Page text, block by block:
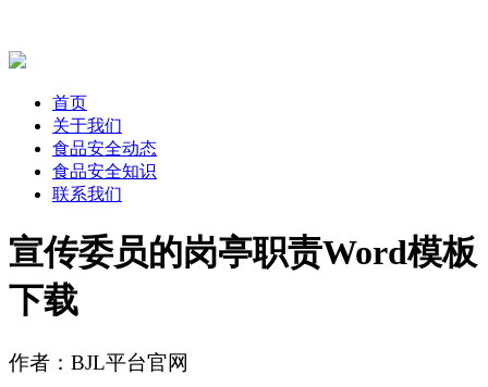
首页
关于我们
食品安全动态
食品安全知识
联系我们
宣传委员的岗亭职责Word模板
下载
作者：BJL平台官网